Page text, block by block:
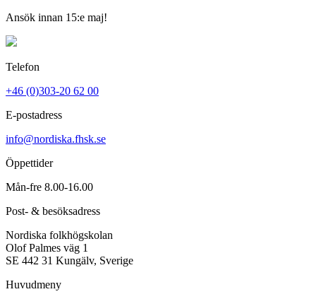
Ansök innan 15:e maj!
Telefon
+46 (0)303-20 62 00
E-postadress
info@nordiska.fhsk.se
Öppettider
Mån-fre 8.00-16.00
Post- & besöksadress
Nordiska folkhögskolan
Olof Palmes väg 1
SE 442 31 Kungälv, Sverige
Huvudmeny